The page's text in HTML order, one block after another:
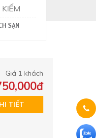
SẠN
Giá 1 khách
TIẾT